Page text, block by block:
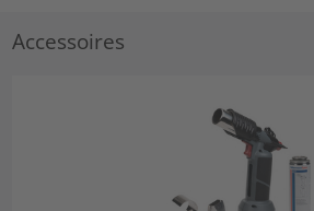
Accessoires